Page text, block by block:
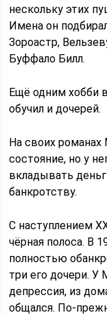
нескольку этих
Имена он
Зороастр,
Буффало Билл.
Ещё одним хобби
обучил и дочерей.
На своих романах
состояние, но у
вкладывать
банкротству.
С наступлением
чёрная полоса. В
полностью
три его дочери. У
депрессия, из
общался. По-